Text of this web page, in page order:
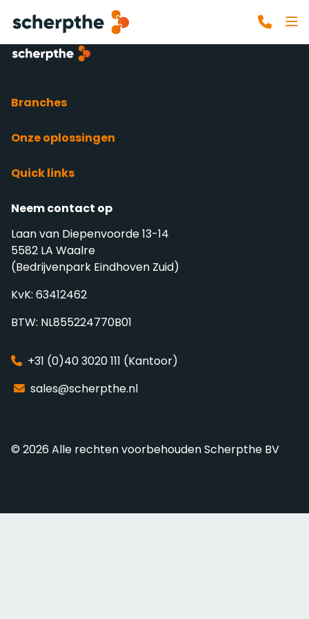
Branches
Onze oplossingen
Quick links
Neem contact op
Laan van Diepenvoorde 13-14
5582 LA Waalre
(Bedrijvenpark Eindhoven Zuid)
KvK: 63412462
BTW: NL855224770B01
+31 (0)40 3020 111 (Kantoor)
sales@scherpthe.nl
© 2026 Alle rechten voorbehouden Scherpthe BV